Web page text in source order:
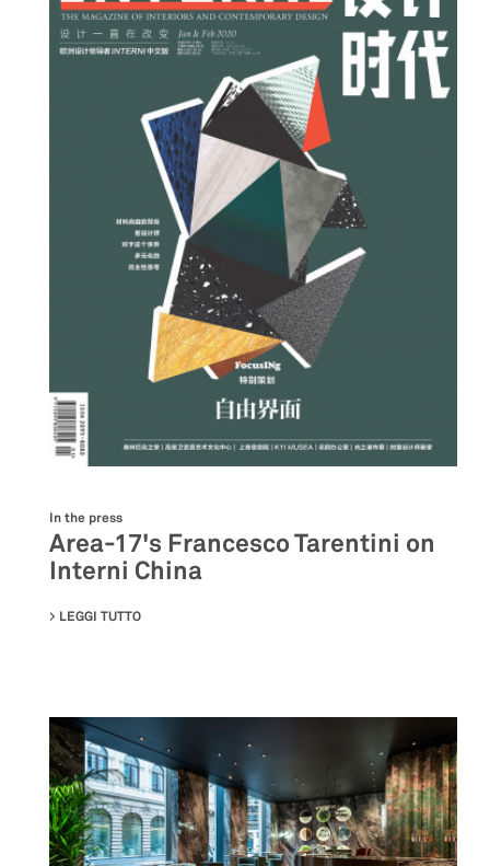
In the press
Area-17's Francesco Tarentini on
Interni China
LEGGI TUTTO